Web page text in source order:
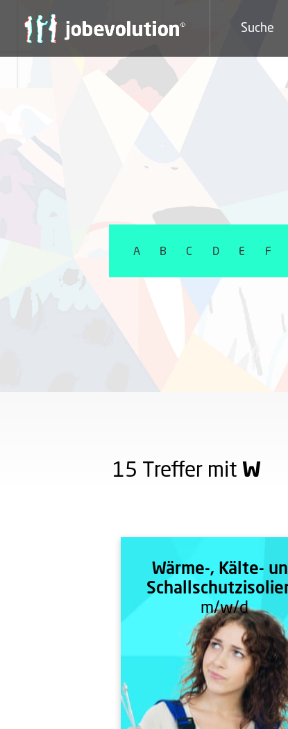
Suche
A B C D E F
15 Treffer mit W
Wärme-, Kälte-
m/w/d